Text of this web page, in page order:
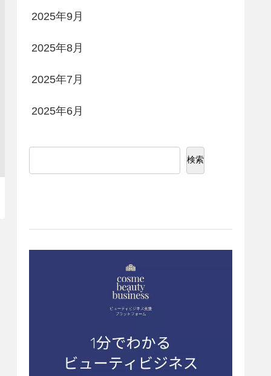
2025年9月
2025年8月
2025年7月
2025年6月
検索